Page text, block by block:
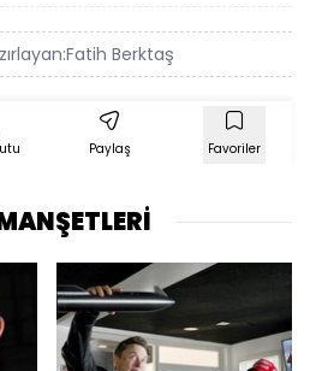
Fatih Berktaş
Paylaş Favoriler